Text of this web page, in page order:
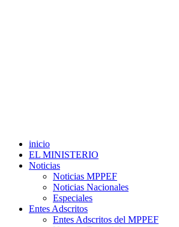
inicio
EL MINISTERIO
Noticias
Noticias MPPEF
Noticias Nacionales
Especiales
Entes Adscritos
Entes Adscritos del MPPEF